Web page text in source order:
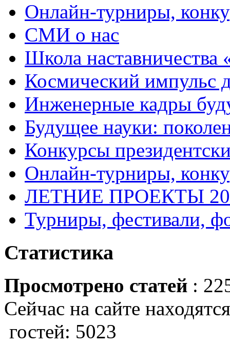
Онлайн-турниры,
СМИ о нас
Школа
Космический импульс
Инженерные кадры
Будущее науки:
Конкурсы
Онлайн-турниры,
ЛЕТНИЕ ПРОЕКТЫ
Турниры, фестивали,
Статистика
Просмотрено статей :
Сейчас на сайте
гостей: 5023